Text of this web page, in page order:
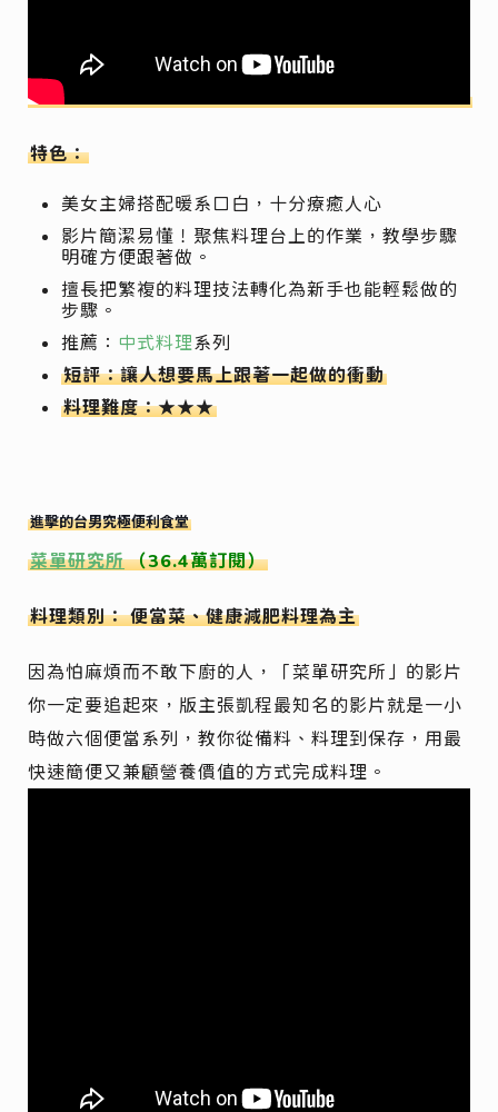
特色：
美女主婦搭配暖系口白，十分療癒人心
影片簡潔易懂！聚焦料理台上的作業，教學步驟
明確方便跟著做。
擅長把繁複的料理技法轉化為新手也能輕鬆做的
步驟。
推薦： 中式料理 系列
短評：讓人想要馬上跟著一起做的衝動
料理難度：★★★
進擊的台男究極便利食堂
菜單研究所 （36.4萬訂閱）
料理類別： 便當菜、健康減肥料理為主
因為怕麻煩而不敢下廚的人，「菜單研究所」的影片
你一定要追起來，版主張凱程最知名的影片就是一小
時做六個便當系列，教你從備料、料理到保存，用最
快速簡便又兼顧營養價值的方式完成料理。